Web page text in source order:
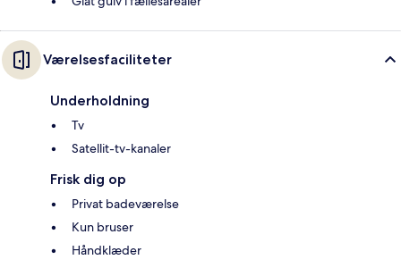
Værelsesfaciliteter
Underholdning
Tv
Satellit-tv-kanaler
Frisk dig op
Privat badeværelse
Kun bruser
Håndklæder